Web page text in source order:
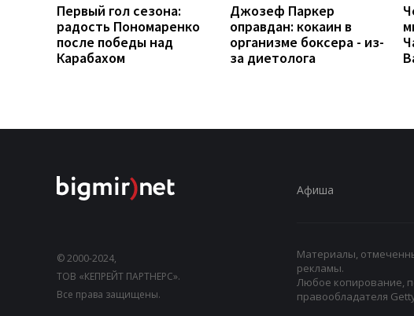
Первый гол сезона:
радость Пономаренко
после победы над
Карабахом
Джозеф Паркер
оправдан: кокаин в
организме боксера - из-
за диетолога
© 2000-2024,
ТОВ «КЕПРЕЙТ ПАРТНЕРС».
Все права защищены.
Афиша
Материалы,
рекламы.
Любое копирование,
правообладателя